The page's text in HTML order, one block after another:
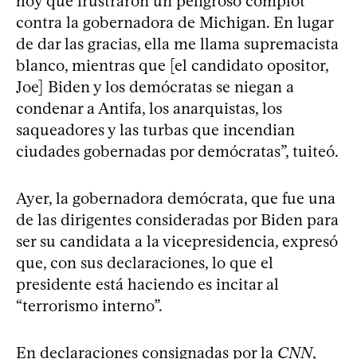
contra la gobernadora de Michigan. En lugar
de dar las gracias, ella me llama supremacista
blanco, mientras que [el candidato opositor,
Joe] Biden y los demócratas se niegan a
condenar a Antifa, los anarquistas, los
saqueadores y las turbas que incendian
ciudades gobernadas por demócratas”, tuiteó.
Ayer, la gobernadora demócrata, que fue una
de las dirigentes consideradas por Biden para
ser su candidata a la vicepresidencia, expresó
que, con sus declaraciones, lo que el
presidente está haciendo es incitar al
“terrorismo interno”.
En declaraciones consignadas por la CNN,